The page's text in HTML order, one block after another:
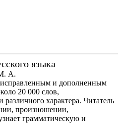
языка
А.
исправленным и дополненным
20 000 слов,
характера. Читатель
произношении,
грамматическую и